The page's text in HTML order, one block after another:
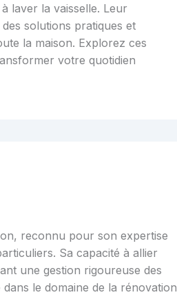
laver la vaisselle. Leur
solutions pratiques et
la maison. Explorez ces
votre quotidien
reconnu pour son expertise
Sa capacité à allier
une gestion rigoureuse des
le domaine de la rénovation